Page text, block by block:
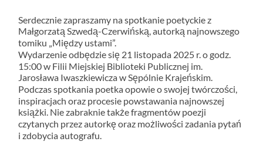
Serdecznie zapraszamy na spotkanie poetyckie z
Małgorzatą Szwedą-Czerwińską, autorką najnowszego
tomiku „Między ustami”.
Wydarzenie odbędzie się 21 listopada 2025 r. o godz.
15:00 w Filii Miejskiej Biblioteki Publicznej im.
Jarosława Iwaszkiewicza w Sępólnie Krajeńskim.
Podczas spotkania poetka opowie o swojej twórczości,
inspiracjach oraz procesie powstawania najnowszej
książki. Nie zabraknie także fragmentów poezji
czytanych przez autorkę oraz możliwości zadania pytań
i zdobycia autografu.